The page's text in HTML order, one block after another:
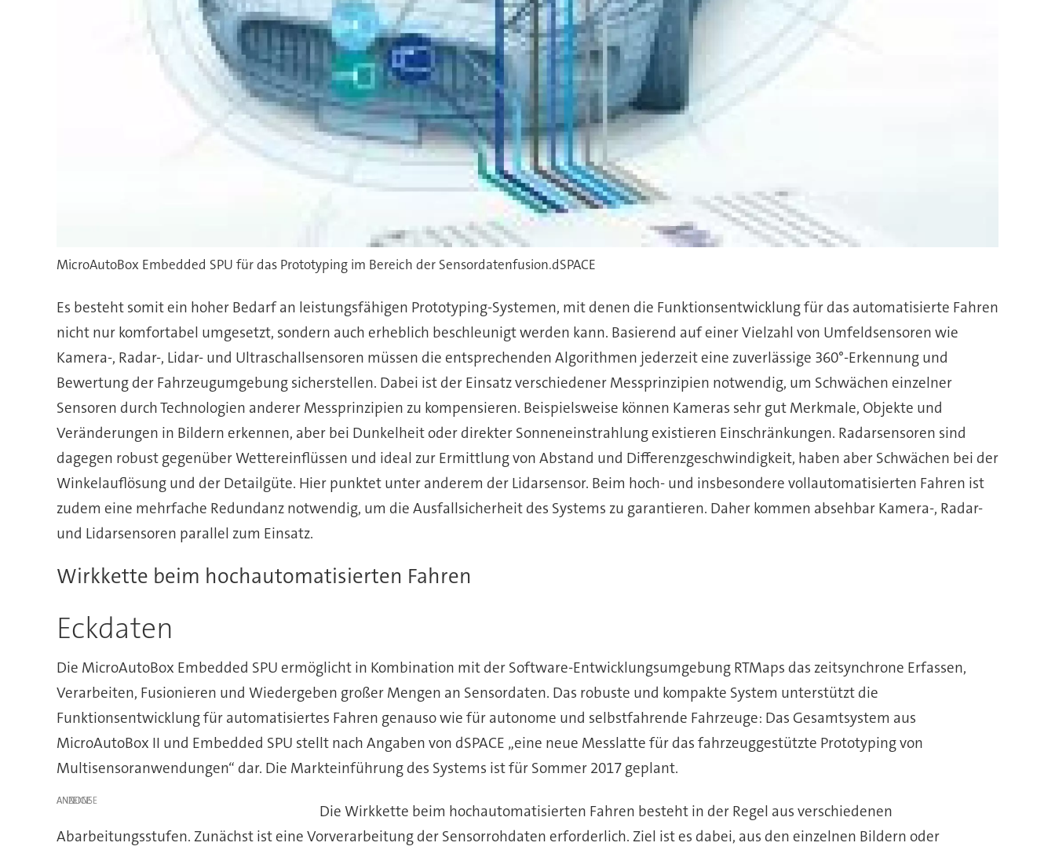
MicroAutoBox Embedded SPU für das Prototyping im Bereich der Sensordatenfusion.dSPACE
Es besteht somit ein hoher Bedarf an leistungsfähigen Prototyping-Systemen, mit denen die Funktionsentwicklung für das automatisierte Fahren
nicht nur komfortabel umgesetzt, sondern auch erheblich beschleunigt werden kann. Basierend auf einer Vielzahl von Umfeldsensoren wie
Kamera-, Radar-, Lidar- und Ultraschallsensoren müssen die entsprechenden Algorithmen jederzeit eine zuverlässige 360°-Erkennung und
Bewertung der Fahrzeugumgebung sicherstellen. Dabei ist der Einsatz verschiedener Messprinzipien notwendig, um Schwächen einzelner
Sensoren durch Technologien anderer Messprinzipien zu kompensieren. Beispielsweise können Kameras sehr gut Merkmale, Objekte und
Veränderungen in Bildern erkennen, aber bei Dunkelheit oder direkter Sonneneinstrahlung existieren Einschränkungen. Radarsensoren sind
dagegen robust gegenüber Wettereinflüssen und ideal zur Ermittlung von Abstand und Differenzgeschwindigkeit, haben aber Schwächen bei der
Winkelauflösung und der Detailgüte. Hier punktet unter anderem der Lidarsensor. Beim hoch- und insbesondere vollautomatisierten Fahren ist
zudem eine mehrfache Redundanz notwendig, um die Ausfallsicherheit des Systems zu garantieren. Daher kommen absehbar Kamera-, Radar-
und Lidarsensoren parallel zum Einsatz.
Wirkkette beim hochautomatisierten Fahren
Eckdaten
Die MicroAutoBox Embedded SPU ermöglicht in Kombination mit der Software-Entwicklungsumgebung RTMaps das zeitsynchrone Erfassen,
Verarbeiten, Fusionieren und Wiedergeben großer Mengen an Sensordaten. Das robuste und kompakte System unterstützt die
Funktionsentwicklung für automatisiertes Fahren genauso wie für autonome und selbstfahrende Fahrzeuge: Das Gesamtsystem aus
MicroAutoBox II und Embedded SPU stellt nach Angaben von dSPACE „eine neue Messlatte für das fahrzeuggestützte Prototyping von
Multisensoranwendungen“ dar. Die Markteinführung des Systems ist für Sommer 2017 geplant.
ANZEIGE
Die Wirkkette beim hochautomatisierten Fahren besteht in der Regel aus verschiedenen
Abarbeitungsstufen. Zunächst ist eine Vorverarbeitung der Sensorrohdaten erforderlich. Ziel ist es dabei, aus den einzelnen Bildern oder